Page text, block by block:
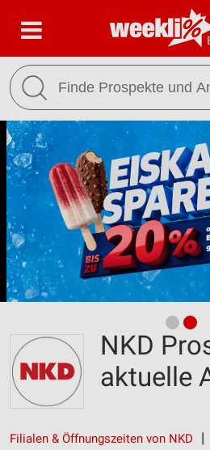
NKD
aktuelle
Filialen & Öffnungszeiten von NKD